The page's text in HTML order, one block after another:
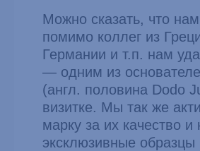
Можно сказать, что
помимо коллег из
Германии и т.п. нам
— одним из
(англ. половина Dodo
визитке. Мы так же
марку за их качество
эксклюзивные образцы